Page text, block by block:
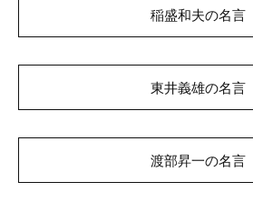
稲盛和夫の名言
東井義雄の名言
渡部昇一の名言